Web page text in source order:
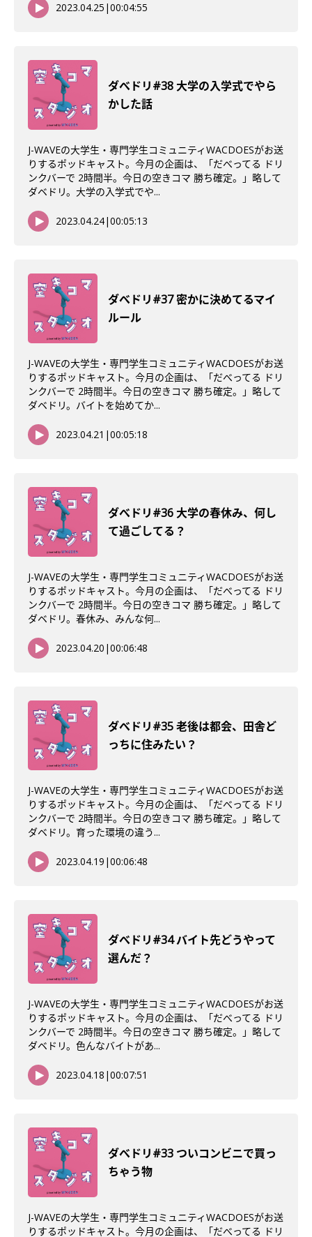
2023.04.25 |00:04:55
ダべドリ#38 大学の入学式でやら
かした話
J-WAVEの大学生・専門学生コミュニティWACDOESがお送
りするポッドキャスト。今月の企画は、「だべってる ドリ
ンクバーで 2時間半。今日の空きコマ 勝ち確定。」略して
ダベドリ。大学の入学式でや...
2023.04.24|00:05:13
ダべドリ#37 密かに決めてるマイ
ルール
J-WAVEの大学生・専門学生コミュニティWACDOESがお送
りするポッドキャスト。今月の企画は、「だべってる ドリ
ンクバーで 2時間半。今日の空きコマ 勝ち確定。」略して
ダベドリ。バイトを始めてか...
2023.04.21 |00:05:18
ダべドリ#36 大学の春休み、何し
て過ごしてる？
J-WAVEの大学生・専門学生コミュニティWACDOESがお送
りするポッドキャスト。今月の企画は、「だべってる ドリ
ンクバーで 2時間半。今日の空きコマ 勝ち確定。」略して
ダベドリ。春休み、みんな何...
2023.04.20 |00:06:48
ダべドリ#35 老後は都会、田舎ど
っちに住みたい？
J-WAVEの大学生・専門学生コミュニティWACDOESがお送
りするポッドキャスト。今月の企画は、「だべってる ドリ
ンクバーで 2時間半。今日の空きコマ 勝ち確定。」略して
ダベドリ。育った環境の違う...
2023.04.19 |00:06:48
ダべドリ#34 バイト先どうやって
選んだ？
J-WAVEの大学生・専門学生コミュニティWACDOESがお送
りするポッドキャスト。今月の企画は、「だべってる ドリ
ンクバーで 2時間半。今日の空きコマ 勝ち確定。」略して
ダベドリ。色んなバイトがあ...
2023.04.18 |00:07:51
ダべドリ#33 ついコンビニで買っ
ちゃう物
J-WAVEの大学生・専門学生コミュニティWACDOESがお送
りするポッドキャスト。今月の企画は、「だべってる ドリ